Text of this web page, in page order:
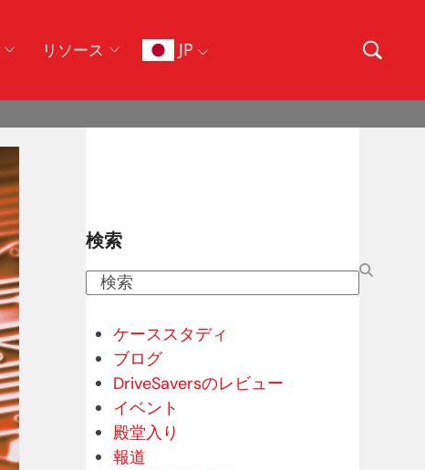
リソース JP
検索
検
ケーススタディ
ブログ
DriveSaversのレビュー
イベント
殿堂入り
報道